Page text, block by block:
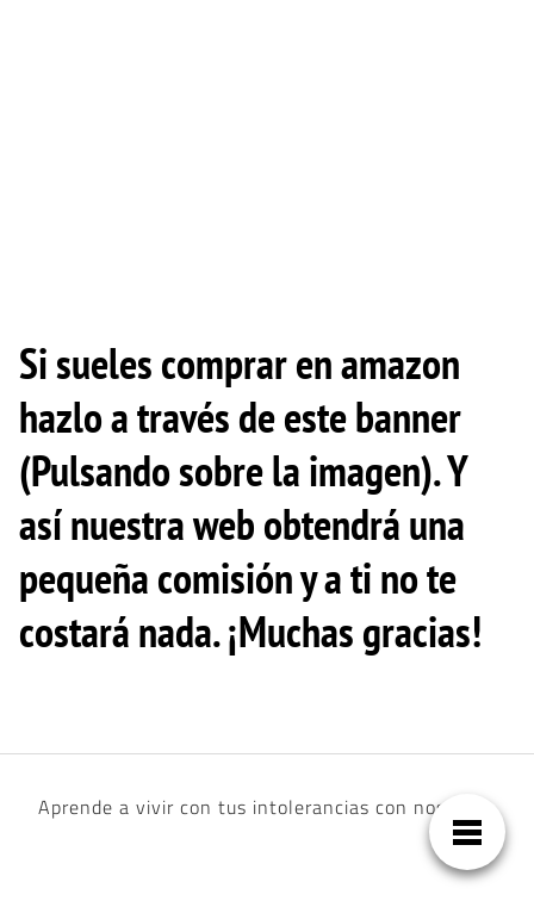
Si sueles comprar en amazon
hazlo a través de este banner
(Pulsando sobre la imagen). Y
así nuestra web obtendrá una
pequeña comisión y a ti no te
costará nada. ¡Muchas gracias!
Aprende a vivir con tus intolerancias con nosotros